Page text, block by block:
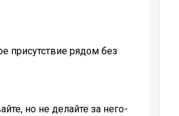
присутствие рядом без
но не делайте за него-